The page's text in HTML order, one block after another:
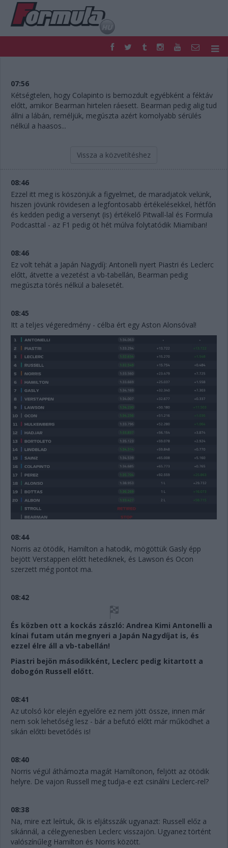
FORMULA
NEMZETKÖZI
HAZAI
RETRO
EGYÉB
PODCAST
SHOP
LIVE
07:56
Kétségtelen, hogy Colapinto is bemozdult egyébként a féktáv
előtt, amikor Bearman hirtelen ráesett. Bearman pedig alig tud
állni a lábán, reméljük, megúszta azért komolyabb sérülés
nélkül a haasos...
Vissza a közvetítéshez
08:46
Ezzel itt meg is köszönjük a figyelmet, de maradjatok velünk,
hiszen jövünk rövidesen a legfontosabb értékelésekkel, hétfőn
és kedden pedig a versenyt (is) értékelő Pitwall-lal és Formula
Podcasttal - az F1 pedig öt hét múlva folytatódik Miamiban!
08:46
Ez volt tehát a Japán Nagydíj: Antonelli nyert Piastri és Leclerc
előtt, átvette a vezetést a vb-tabellán, Bearman pedig
megúszta törés nélkül a balesetét.
08:45
Itt a teljes végeredmény - célba ért egy Aston Alonsóval!
08:44
Norris az ötödik, Hamilton a hatodik, mögöttük Gasly épp
bejött Verstappen előtt hetediknek, és Lawson és Ocon
szerzett még pontot ma.
08:42
És közben ott a kockás zászló: Andrea Kimi Antonelli a
kínai futam után megnyeri a Japán Nagydíjat is, és
ezzel élre áll a vb-tabellán!
Piastri bejön másodikként, Leclerc pedig kitartott a
dobogón Russell előtt.
08:41
Az utolsó kör elején egyelőre ez nem jött össze, innen már
nem sok lehetőség lesz - bár a befutó előtt már működhet a
sikán előtti bevetődés is!
08:40
Norris végül áthámozta magát Hamiltonon, feljött az ötödik
helyre. De vajon Russell meg tudja-e ezt csinálni Leclerc-rel?
08:38
Na, mire ezt leírtuk, ők is eljátsszák ugyanazt: Russell előz a
sikánnál, a célegyenesben Leclerc visszajön. Ugyanez történt
valószínűleg Hamilton és Norris között.